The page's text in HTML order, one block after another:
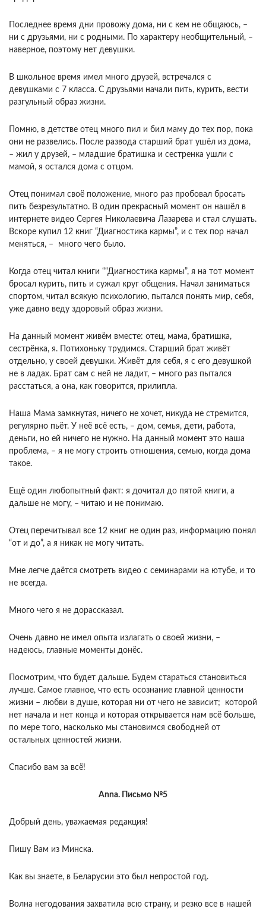
Последнее время дни провожу дома, ни с кем не общаюсь, –
ни с друзьями, ни с родными. По характеру необщительный, –
наверное, поэтому нет девушки.
В школьное время имел много друзей, встречался с
девушками с 7 класса. С друзьями начали пить, курить, вести
разгульный образ жизни.
Помню, в детстве отец много пил и бил маму до тех пор, пока
они не развелись. После развода старший брат ушёл из дома,
– жил у друзей, – младшие братишка и сестренка ушли с
мамой, я остался дома с отцом.
Отец понимал своё положение, много раз пробовал бросать
пить безрезультатно. В один прекрасный момент он нашёл в
интернете видео Сергея Николаевича Лазарева и стал слушать.
Вскоре купил 12 книг “Диагностика кармы”, и с тех пор начал
меняться, – много чего было.
Когда отец читал книги ““Диагностика кармы”, я на тот момент
бросал курить, пить и сужал круг общения. Начал заниматься
спортом, читал всякую психологию, пытался понять мир, себя,
уже давно веду здоровый образ жизни.
На данный момент живём вместе: отец, мама, братишка,
сестрёнка, я. Потихоньку трудимся. Старший брат живёт
отдельно, у своей девушки. Живёт для себя, я с его девушкой
не в ладах. Брат сам с ней не ладит, – много раз пытался
расстаться, а она, как говорится, прилипла.
Наша Мама замкнутая, ничего не хочет, никуда не стремится,
регулярно пьёт. У неё всё есть, – дом, семья, дети, работа,
деньги, но ей ничего не нужно. На данный момент это наша
проблема, – я не могу строить отношения, семью, когда дома
такое.
Ещё один любопытный факт: я дочитал до пятой книги, а
дальше не могу, – читаю и не понимаю.
Отец перечитывал все 12 книг не один раз, информацию понял
“от и до”, а я никак не могу читать.
Мне легче даётся смотреть видео с семинарами на ютубе, и то
не всегда.
Много чего я не дорассказал.
Очень давно не имел опыта излагать о своей жизни, –
надеюсь, главные моменты донёс.
Посмотрим, что будет дальше. Будем стараться становиться
лучше. Самое главное, что есть осознание главной ценности
жизни – любви в душе, которая ни от чего не зависит; которой
нет начала и нет конца и которая открывается нам всё больше,
по мере того, насколько мы становимся свободней от
остальных ценностей жизни.
Спасибо вам за всё!
Anna. Письмо №5
Добрый день, уважаемая редакция!
Пишу Вам из Минска.
Как вы знаете, в Беларусии это был непростой год.
Волна негодования захватила всю страну, и резко все в нашей